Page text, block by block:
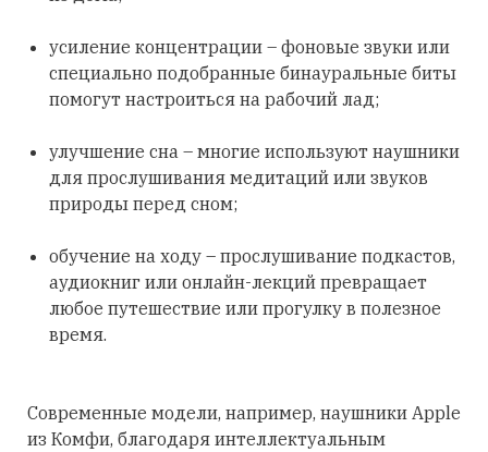
усиление концентрации – фоновые звуки или
специально подобранные бинауральные биты
помогут настроиться на рабочий лад;
улучшение сна – многие используют наушники
для прослушивания медитаций или звуков
природы перед сном;
обучение на ходу – прослушивание подкастов,
аудиокниг или онлайн-лекций превращает
любое путешествие или прогулку в полезное
время.
Современные модели, например, наушники Apple
из Комфи, благодаря интеллектуальным